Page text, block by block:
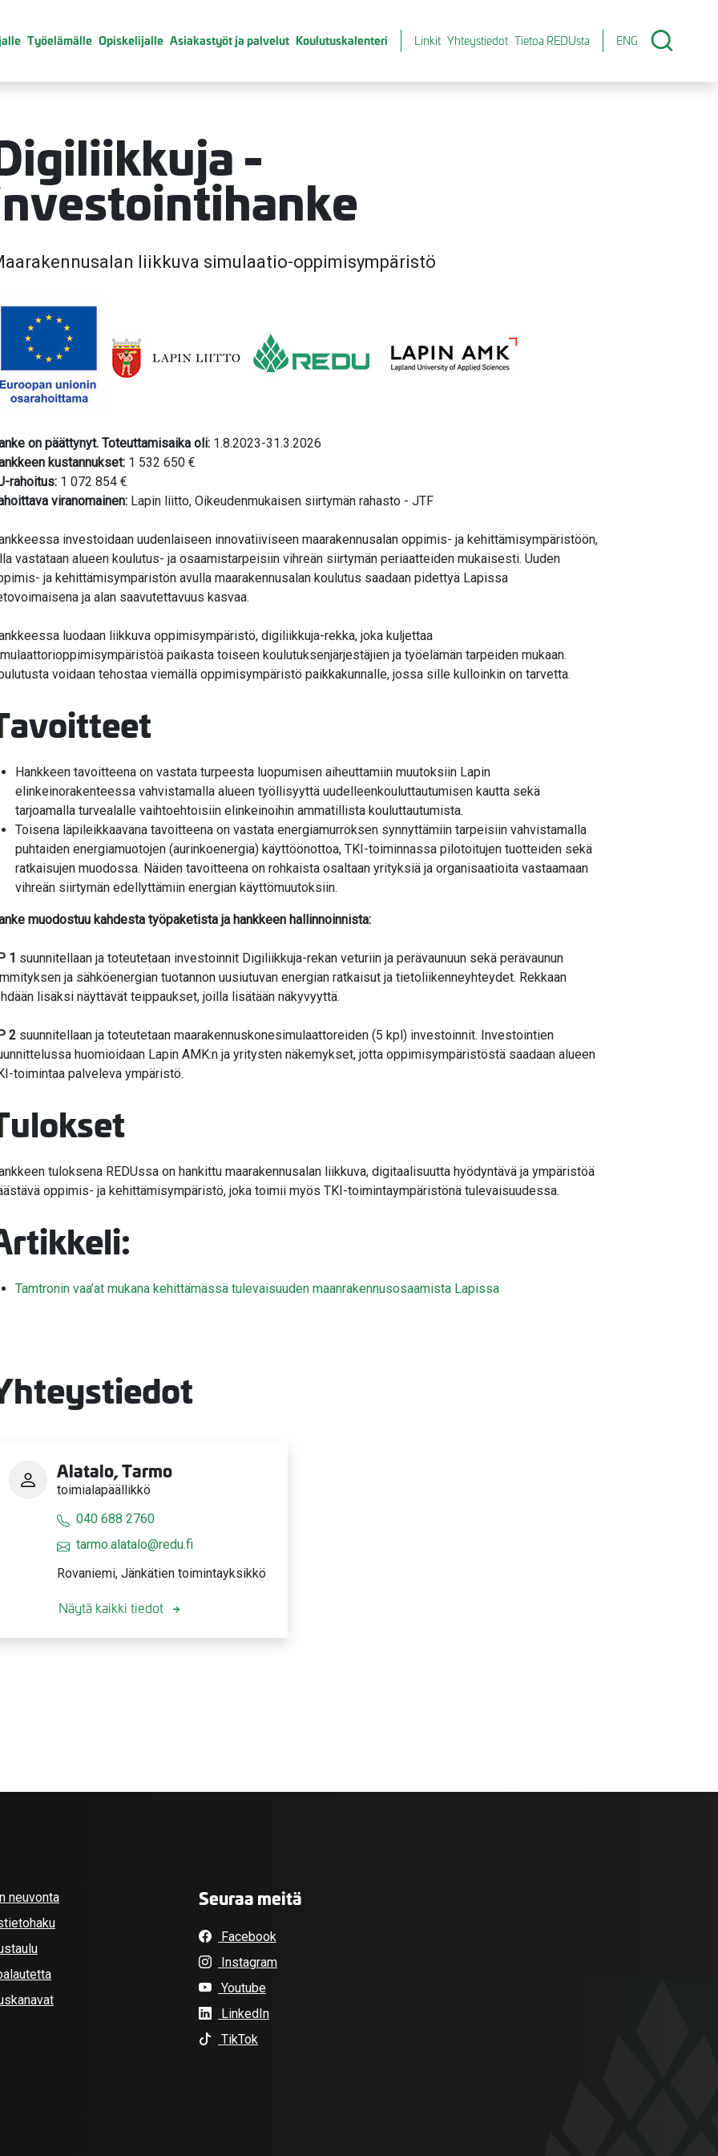
Työelämälle Opiskelijalle Asiakastyöt ja palvelut Koulutuskalenteri Linkit Yhteystiedot Tietoa REDUsta ENG
-
liikkuva simulaatio-oppimisympäristö
on päättynyt. Toteuttamisaika oli: 1.8.2023-31.3.2026
kustannukset: 1 532 650 €
rahoitus: 1 072 854 €
viranomainen: Lapin liitto, Oikeudenmukaisen siirtymän rahasto - JTF
investoidaan uudenlaiseen innovatiiviseen maarakennusalan oppimis- ja kehittämisympäristöön,
vastataan alueen koulutus- ja osaamistarpeisiin vihreän siirtymän periaatteiden mukaisesti. Uuden
ja kehittämisympäristön avulla maarakennusalan koulutus saadaan pidettyä Lapissa
ja alan saavutettavuus kasvaa.
luodaan liikkuva oppimisympäristö, digiliikkuja-rekka, joka kuljettaa
paikasta toiseen koulutuksenjärjestäjien ja työelämän tarpeiden mukaan.
voidaan tehostaa viemällä oppimisympäristö paikkakunnalle, jossa sille kulloinkin on tarvetta.
Hankkeen tavoitteena on vastata turpeesta luopumisen aiheuttamiin muutoksiin Lapin
elinkeinorakenteessa vahvistamalla alueen työllisyyttä uudelleenkouluttautumisen kautta sekä
tarjoamalla turvealalle vaihtoehtoisiin elinkeinoihin ammatillista kouluttautumista.
Toisena läpileikkaavana tavoitteena on vastata energiamurroksen synnyttämiin tarpeisiin vahvistamalla
puhtaiden energiamuotojen (aurinkoenergia) käyttöönottoa, TKI-toiminnassa pilotoitujen tuotteiden sekä
ratkaisujen muodossa. Näiden tavoitteena on rohkaista osaltaan yrityksiä ja organisaatioita vastaamaan
vihreän siirtymän edellyttämiin energian käyttömuutoksiin.
muodostuu kahdesta työpaketista ja hankkeen hallinnoinnista:
1 suunnitellaan ja toteutetaan investoinnit Digiliikkuja-rekan veturiin ja perävaunuun sekä perävaunun
ja sähköenergian tuotannon uusiutuvan energian ratkaisut ja tietoliikenneyhteydet. Rekkaan
lisäksi näyttävät teippaukset, joilla lisätään näkyvyyttä.
2 suunnitellaan ja toteutetaan maarakennuskonesimulaattoreiden (5 kpl) investoinnit. Investointien
huomioidaan Lapin AMK:n ja yritysten näkemykset, jotta oppimisympäristöstä saadaan alueen
toimintaa palveleva ympäristö.
tuloksena REDUssa on hankittu maarakennusalan liikkuva, digitaalisuutta hyödyntävä ja ympäristöä
oppimis- ja kehittämisympäristö, joka toimii myös TKI-toimintaympäristönä tulevaisuudessa.
Tamtronin vaa’at mukana kehittämässä tulevaisuuden maanrakennusosaamista Lapissa
Alatalo, Tarmo
toimialapäällikkö
040 688 2760
tarmo.alatalo@redu.fi
Rovaniemi, Jänkätien toimintayksikkö
Näytä kaikki tiedot
neuvonta
Seuraa meitä
Facebook
Instagram
Youtube
LinkedIn
TikTok